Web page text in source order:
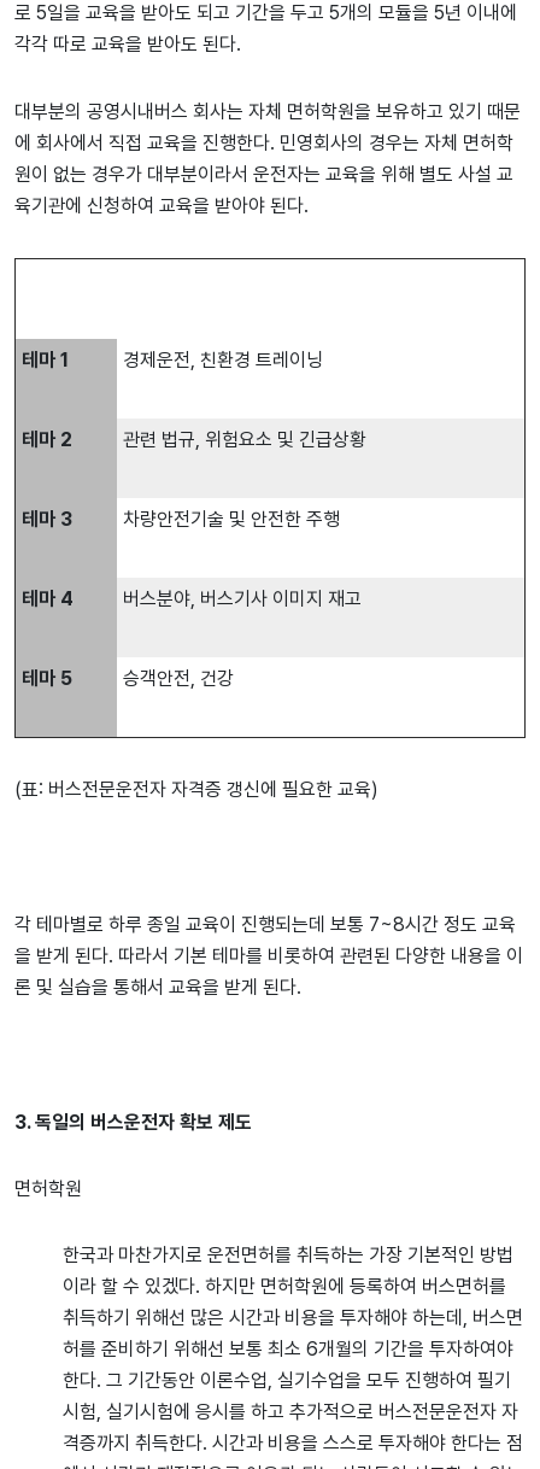
로 5일을 교육을 받아도 되고 기간을 두고 5개의 모듈을 5년 이내에
각각 따로 교육을 받아도 된다.
대부분의 공영시내버스 회사는 자체 면허학원을 보유하고 있기 때문
에 회사에서 직접 교육을 진행한다. 민영회사의 경우는 자체 면허학
원이 없는 경우가 대부분이라서 운전자는 교육을 위해 별도 사설 교
육기관에 신청하여 교육을 받아야 된다.
테마 1 경제운전, 친환경 트레이닝
테마 2 관련 법규, 위험요소 및 긴급상황
테마 3 차량안전기술 및 안전한 주행
테마 4 버스분야, 버스기사 이미지 재고
테마 5 승객안전, 건강
(표: 버스전문운전자 자격증 갱신에 필요한 교육)
각 테마별로 하루 종일 교육이 진행되는데 보통 7~8시간 정도 교육
을 받게 된다. 따라서 기본 테마를 비롯하여 관련된 다양한 내용을 이
론 및 실습을 통해서 교육을 받게 된다.
3. 독일의 버스운전자 확보 제도
면허학원
한국과 마찬가지로 운전면허를 취득하는 가장 기본적인 방법
이라 할 수 있겠다. 하지만 면허학원에 등록하여 버스면허를
취득하기 위해선 많은 시간과 비용을 투자해야 하는데, 버스면
허를 준비하기 위해선 보통 최소 6개월의 기간을 투자하여야
한다. 그 기간동안 이론수업, 실기수업을 모두 진행하여 필기
시험, 실기시험에 응시를 하고 추가적으로 버스전문운전자 자
격증까지 취득한다. 시간과 비용을 스스로 투자해야 한다는 점